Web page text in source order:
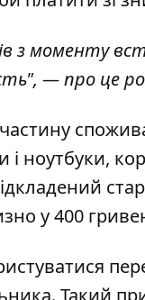
з моменту
— про це
ноутбуки,
у 400